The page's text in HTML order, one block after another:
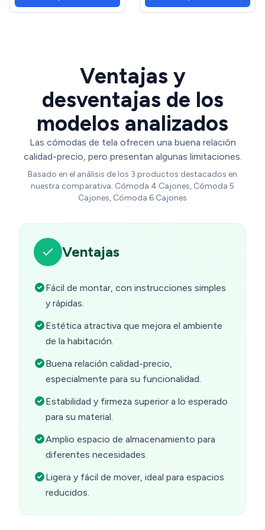
Color Retro
Ventajas y
desventajas de los
modelos analizados
Las cómodas de tela ofrecen una buena relación
calidad-precio, pero presentan algunas limitaciones.
Basado en el análisis de los 3 productos destacados en
nuestra comparativa: Cómoda 4 Cajones, Cómoda 5
Cajones, Cómoda 6 Cajones
Ventajas
Fácil de montar, con instrucciones simples
y rápidas.
Estética atractiva que mejora el ambiente
de la habitación.
Buena relación calidad-precio,
especialmente para su funcionalidad.
Estabilidad y firmeza superior a lo esperado
para su material.
Amplio espacio de almacenamiento para
diferentes necesidades.
Ligera y fácil de mover, ideal para espacios
reducidos.